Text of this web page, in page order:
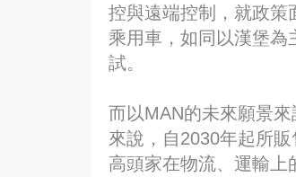
控與遠端控制，就政策
乘用車，如同以漢堡為
試。
而以MAN的未來願景
來說，自2030年起所
高頭家在物流、運輸上